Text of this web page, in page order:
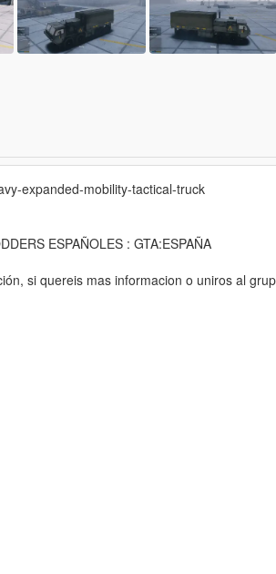
expanded-mobility-tactical-truck
ESPAÑOLES : GTA:ESPAÑA
si quereis mas informacion o uniros al